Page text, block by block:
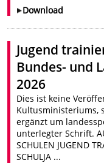
Download
Jugend
Bundes- und
2026
Dies ist keine
Kultusministeriums,
ergänzt um
unterlegter Schrift.
SCHULEN JUGEND
SCHULJA ...